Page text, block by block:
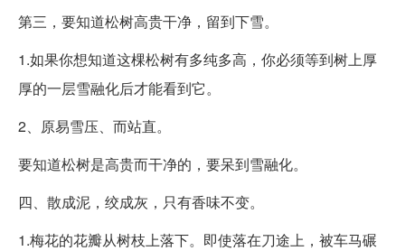
第三，要知道松树高贵干净，留到下雪。
1.如果你想知道这棵松树有多纯多高，你必须等到树上厚
厚的一层雪融化后才能看到它。
2、原易雪压、而站直。
要知道松树是高贵而干净的，要呆到雪融化。
四、散成泥，绞成灰，只有香味不变。
1.梅花的花瓣从树枝上落下。即使落在刀途上，被车马碾